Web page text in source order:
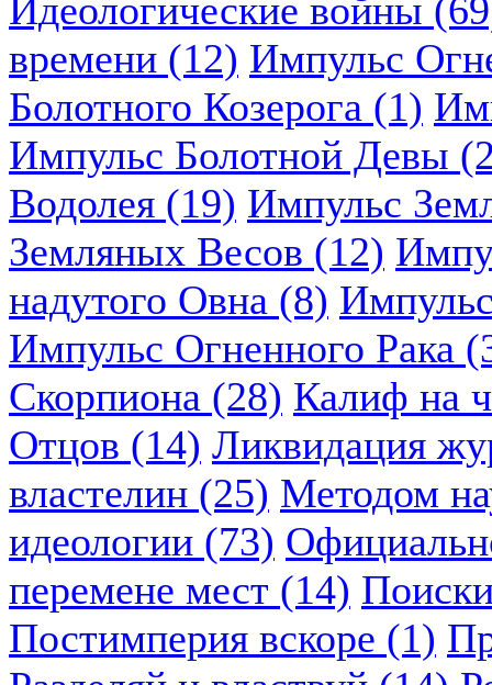
Идеологические войны
времени (12) Импульс
Болотного Козерога (1)
Импульс Болотной Девы
Водолея (19) Импульс
Земляных Весов (12)
надутого Овна (8)
Импульс Огненного Рака
Скорпиона (28) Калиф на
Отцов (14) Ликвидация
властелин (25) Методом
идеологии (73)
перемене мест (14)
Постимперия вскоре (1)